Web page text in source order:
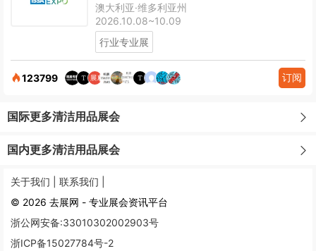
澳大利亚·维多利亚州
2026.10.08~10.09
行业专业展
123799 订阅
国际更多清洁用品展会
国内更多清洁用品展会
关于我们 | 联系我们 |
© 2026 去展网 - 专业展会资讯平台
浙公网安备:33010302002903号
浙ICP备15027784号-2